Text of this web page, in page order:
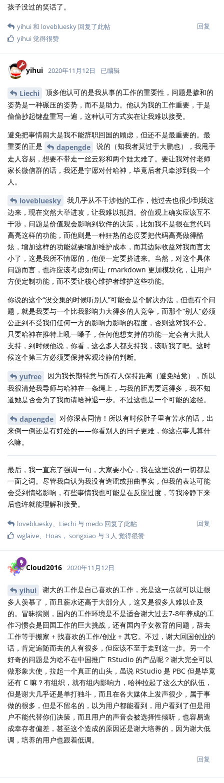
孩子没过的笑话了。
回复
yihui和 lovebluesky 回复了此帖
yihui觉得很赞
yihui 2020年11月12日 已编辑
Liechi
顶多他认可的是我从事的工作的重要性，问题是掺和的
姿势是一种碾压的姿势，而不是助力。他认为我的工作重要，于是
偷偷抄起键盘重写一遍，这种认可方式实在让我难以接受。
避免把事情闹大是我不能辞职回国的顾虑，但还不是最重要的。最
重要的正是
dapengde
说的（知我者莫过于大鹏也），我甩手
走人容易，想要不带走一丝云彩和两个娃太难了。要让我对付老师
家长微信群的话，我还是宁愿对付哈神，毕竟后者只牵涉到我一个
人。
lovebluesky
我几乎从不干涉他的工作，他过去也很少到我这
边来，现在突然大举进攻，让我难以抵挡。价值观上确实应该互不
干涉，问题是价值观会影响到软件的决策，比如我不是很在意代码
高亮这样的功能，而他则是一种狂热的态度要把代码高亮做得酷
炫，增加这样的功能就要增加维护成本，而其边际收益对我而言太
小了，这是我所不情愿的，他便一定要挤进来。当然，对这个具体
问题而言，也许应该考虑如何让 rmarkdown 更加模块化，让用户
方便定制功能，而不要让核心维护者维护这些功能。
你说的这个“没交集的时候听别人”可能会是个解决办法，但也有个问
题，就是我要与一个比我影响力大得多的人竞争，而那个“别人”必须
公正到不受我们任何一方的影响力影响的程度，否则这对我不公。
只要哈神在推特上吼一嗓子，任何他想支持的功能一定会有大批人
支持，到时候他说，你看，这么多人都支持我，该听我了吧。这时
候这个第三方必须要保持客观冷静的判断。
yufree
因为我长期特意与所有人保持距离（避免结党），所以
我很清楚我导师与哈神在一条绳上，与我的距离要远得多，我不知
道她是否会为了我而请哈神退一步。不过这也是一个可能的途径。
dapengde
对你深表同情！所以有时候肚子里有苦水的话，出
来倒一倒还是有好处的——你看别人的日子更难，你这点事儿算什
么嘛。
最后，我一直忘了强调一句，大家要小心，我在这里说的一切都是
一面之词。尽管我自认为我没有造谣或扭曲事实，但我的表达可能
会受到情绪影响，有些事情我也可能是在反应过度，等我冷静下来
后也许就能理解和接受。
回复
lovebluesky、 Liechi与 medo 回复了此帖
wglaive、 Hoas ， songxiao 与3 人 觉得很赞
Cloud2016 2020年11月12日
yihui
谢大的工作是自己喜欢的工作，光是这一点就可以让很
多人羡慕了，而且薪水还高于大部分人，这又是很多人难以企及
的。冒昧揣测，国内的工作环境是不是适合谢大过去7-8年养成的工
作习惯会是回国工作的巨大挑战，还有国内子女教育的问题，辞去
工作等于搬家 + 找喜欢的工作/创业 + 其它。不过，谢大回国创业的
话，肯定追随而去的人有很多，但应该不至于走到这一步。另一个
好奇的问题是为啥不在中国推广 RStudio 的产品呢？谢大完全可以
做形象大使，拉起一个真正的山头，虽说 RStudio 是 PBC 但是毕竟
还有 C 嘛？有组织，就有组内影响力，哈神拉起了这么大的队伍，
但是谢大几乎还是单打独斗，而且在各大媒体上发声很少，属于事
做的很多，但是不留名的，以为用户都能看到，用户看到了但是用
户不能代替你们决策，而且用户的声音会被选择性倾听，也容易造
成幸存者偏差，甚至这个造成的原因还是谢大培养的，因为谢大低
调，培养的用户也跟着低调。
回复